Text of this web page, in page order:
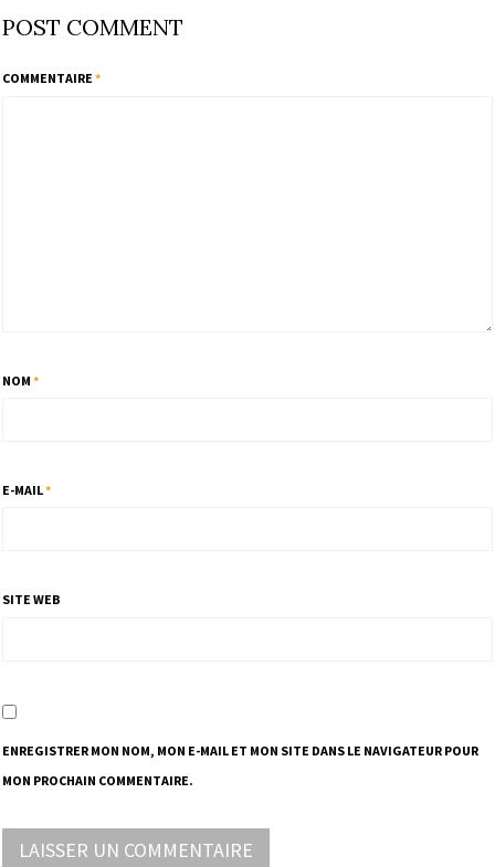
POST COMMENT
COMMENTAIRE *
NOM *
E-MAIL*
SITE WEB
ENREGISTRER MON NOM, MON E-MAIL ET MON SITE DANS LE NAVIGATEUR POUR
MON PROCHAIN COMMENTAIRE.